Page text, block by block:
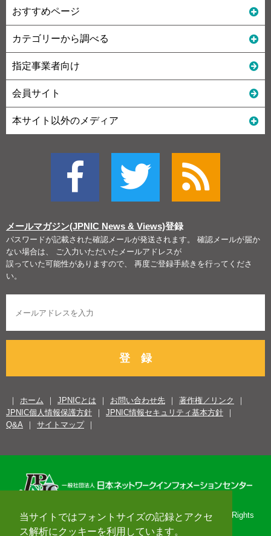
当サイトではフォントサイズの記録とアクセ
ス解析にクッキーを利用しています。
おすすめページ
カテゴリーから調べる
指定事業者向け
会員サイト
本サイト以外のメディア
メールマガジン(JPNIC News & Views)登録
パスワードが記載された確認メールが発送されます。 確認メールが届か
ない場合は、 ご入力いただいたメールアドレスが
誤っていた可能性がありますので、 再度ご登録手続きを行ってくださ
い。
登 録
ホーム JPNICとは お問い合わせ先
著作権／リンク
JPNIC個人情報保護方針
JPNIC情報セキュリティ基本方針
Q&A
サイトマップ
Copyright© 1996-2026 Japan Network Information Center. All Rights
Reserved.